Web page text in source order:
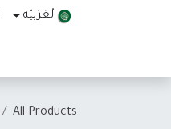
تخطي للذهاب إلى المحتوى
الْعَرَبيّة
All Products